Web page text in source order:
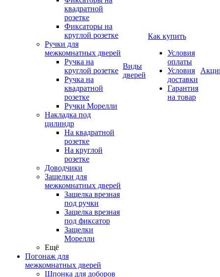
квадратной
розетке
Фиксаторы на
круглой розетке
Ручки для
межкомнатных дверей
Ручка на
круглой розетке
Ручка на
квадратной
розетке
Ручки Морелли
Накладка под
цилиндр
На квадратной
розетке
На круглой
розетке
Доводчики
Защелки для
межкомнатных дверей
Защелка врезная
под ручки
Защелка врезная
под фиксатор
Защелки
Морелли
Ещё
Погонаж для
межкомнатных дверей
Шпонка для доборов
Виды
дверей
Как купить
Условия
оплаты
Условия
доставки
Гарантия
на товар